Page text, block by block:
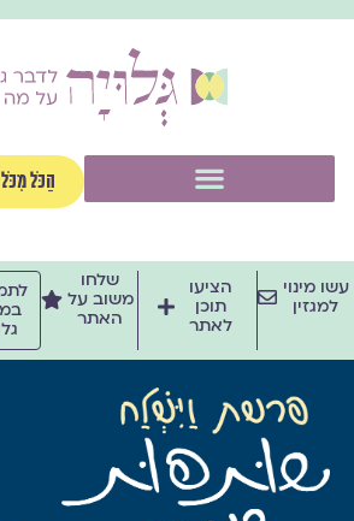
לתוכן
הַכֹּל
עשו מינוי
למגזין
הציעו
תוכן
לאתר
שלחו
משוב על
האתר